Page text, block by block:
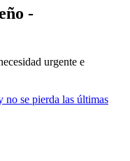
-
urgente e
se pierda las últimas